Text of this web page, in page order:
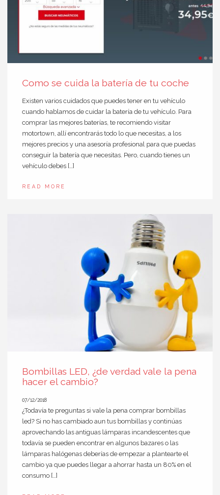
Como se cuida la batería de tu coche
Existen varios cuidados que puedes tener en tu vehículo
cuando hablamos de cuidar la batería de tu vehículo. Para
comprar las mejores baterías, te recomiendo visitar
motortown, allí encontrarás todo lo que necesitas, a los
mejores precios y una asesoría profesional para que puedas
conseguir la batería que necesitas. Pero, cuando tienes un
vehículo debes […]
READ MORE
Bombillas LED, ¿de verdad vale la pena
hacer el cambio?
07/12/2018
¿Todavía te preguntas si vale la pena comprar bombillas
led? Si no has cambiado aun tus bombillas y continúas
aprovechando las antiguas lámparas incandescentes que
todavía se pueden encontrar en algunos bazares o las
lámparas halógenas deberías de empezar a plantearte el
cambio ya que puedes llegar a ahorrar hasta un 80% en el
consumo […]